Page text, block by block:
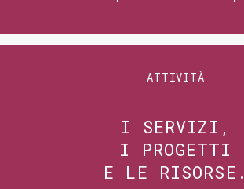
ATTIVITÀ
I SERVIZI,
I PROGETTI
E LE RISORSE.